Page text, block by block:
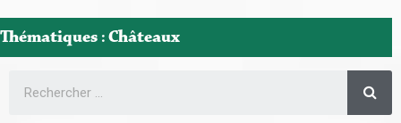
Thématiques : Châteaux